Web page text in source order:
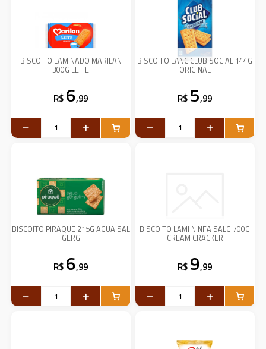
BISCOITO LAMINADO MARILAN
300G LEITE
R$ 6,99
BISCOITO LANC CLUB SOCIAL 144G
ORIGINAL
R$ 5,99
BISCOITO PIRAQUE 215G AGUA SAL
GERG
R$ 6,99
BISCOITO LAMI NINFA SALG 700G
CREAM CRACKER
R$ 9,99